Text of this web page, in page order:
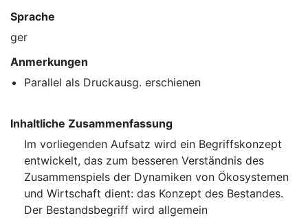
Sprache
ger
Anmerkungen
Parallel als Druckausg. erschienen
Inhaltliche Zusammenfassung
Im vorliegenden Aufsatz wird ein Begriffskonzept
entwickelt, das zum besseren Verständnis des
Zusammenspiels der Dynamiken von Ökosystemen
und Wirtschaft dient: das Konzept des Bestandes.
Der Bestandsbegriff wird allgemein